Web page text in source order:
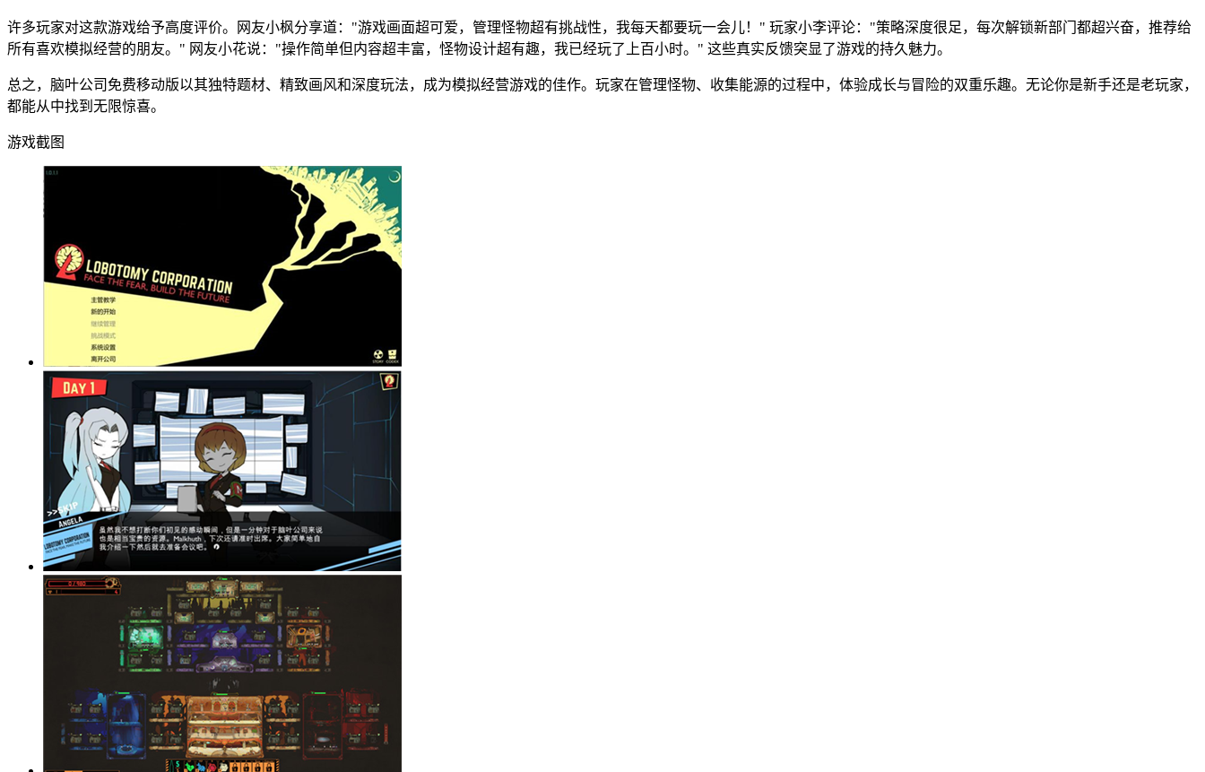
许多玩家对这款游戏给予高度评价。网友小枫分享道："游戏画面超可爱，管理怪物超有挑战性，我每天都要玩一会儿！" 玩家小李评论："策略深度很足，每次解锁新部门都超兴奋，推荐给
所有喜欢模拟经营的朋友。" 网友小花说："操作简单但内容超丰富，怪物设计超有趣，我已经玩了上百小时。" 这些真实反馈突显了游戏的持久魅力。
总之，脑叶公司免费移动版以其独特题材、精致画风和深度玩法，成为模拟经营游戏的佳作。玩家在管理怪物、收集能源的过程中，体验成长与冒险的双重乐趣。无论你是新手还是老玩家，
都能从中找到无限惊喜。
游戏截图